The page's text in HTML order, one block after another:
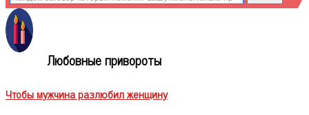
Любовные привороты
Чтобы мужчина разлюбил женщину